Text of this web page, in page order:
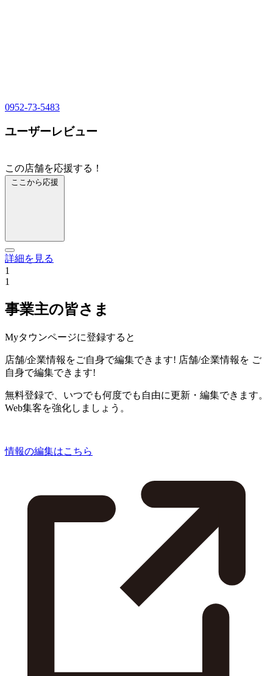
0952-73-5483
ユーザーレビュー
この店舗を応援する！
ここから応援
詳細を見る
1
1
事業主の皆さま
Myタウンページに登録すると
店舗/企業情報をご自身で編集できます! 店舗/企業情報を ご
自身で編集できます!
無料登録で、いつでも何度でも自由に更新・編集できます。
Web集客を強化しましょう。
情報の編集はこちら